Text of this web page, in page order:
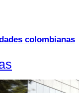
colombianas